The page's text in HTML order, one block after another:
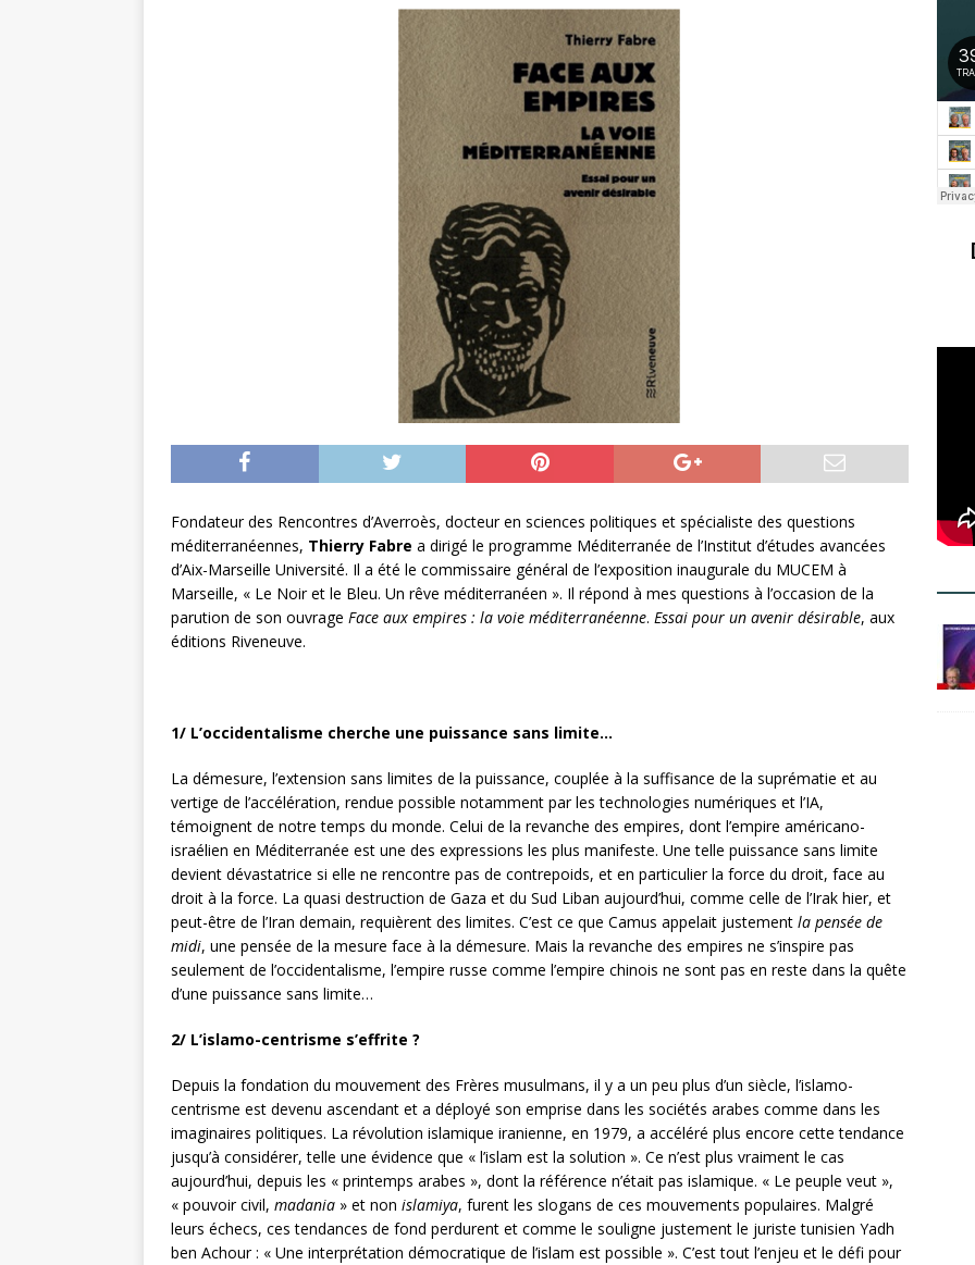
Fondateur des Rencontres d’Averroès, docteur en sciences politiques et spécialiste des questions
méditerranéennes, Thierry Fabre a dirigé le programme Méditerranée de l’Institut d’études avancées
d’Aix-Marseille Université. Il a été le commissaire général de l’exposition inaugurale du MUCEM à
Marseille, « Le Noir et le Bleu. Un rêve méditerranéen ». Il répond à mes questions à l’occasion de la
parution de son ouvrage Face aux empires : la voie méditerranéenne. Essai pour un avenir désirable, aux
éditions Riveneuve.
1/ L’occidentalisme cherche une puissance sans limite…
La démesure, l’extension sans limites de la puissance, couplée à la suffisance de la suprématie et au
vertige de l’accélération, rendue possible notamment par les technologies numériques et l’IA,
témoignent de notre temps du monde. Celui de la revanche des empires, dont l’empire américano-
israélien en Méditerranée est une des expressions les plus manifeste. Une telle puissance sans limite
devient dévastatrice si elle ne rencontre pas de contrepoids, et en particulier la force du droit, face au
droit à la force. La quasi destruction de Gaza et du Sud Liban aujourd’hui, comme celle de l’Irak hier, et
peut-être de l’Iran demain, requièrent des limites. C’est ce que Camus appelait justement la pensée de
midi, une pensée de la mesure face à la démesure. Mais la revanche des empires ne s’inspire pas
seulement de l’occidentalisme, l’empire russe comme l’empire chinois ne sont pas en reste dans la quête
d’une puissance sans limite…
2/ L’islamo-centrisme s’effrite ?
Depuis la fondation du mouvement des Frères musulmans, il y a un peu plus d’un siècle, l’islamo-
centrisme est devenu ascendant et a déployé son emprise dans les sociétés arabes comme dans les
imaginaires politiques. La révolution islamique iranienne, en 1979, a accéléré plus encore cette tendance
jusqu’à considérer, telle une évidence que « l’islam est la solution ». Ce n’est plus vraiment le cas
aujourd’hui, depuis les « printemps arabes », dont la référence n’était pas islamique. « Le peuple veut »,
« pouvoir civil, madania » et non islamiya, furent les slogans de ces mouvements populaires. Malgré
leurs échecs, ces tendances de fond perdurent et comme le souligne justement le juriste tunisien Yadh
ben Achour : « Une interprétation démocratique de l’islam est possible ». C’est tout l’enjeu et le défi pour